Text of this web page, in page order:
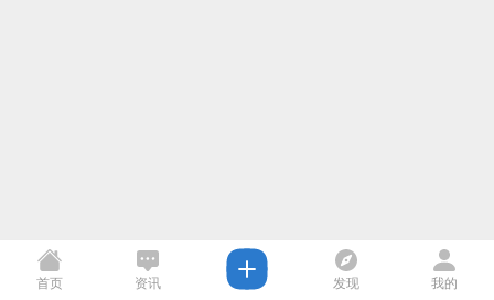
首页 资讯 发现 我的